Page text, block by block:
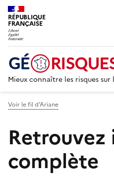
RÉPUBLIQUE
FRANÇAISE
Mieux connaître les risques
Voir le fil d’Ariane
complète